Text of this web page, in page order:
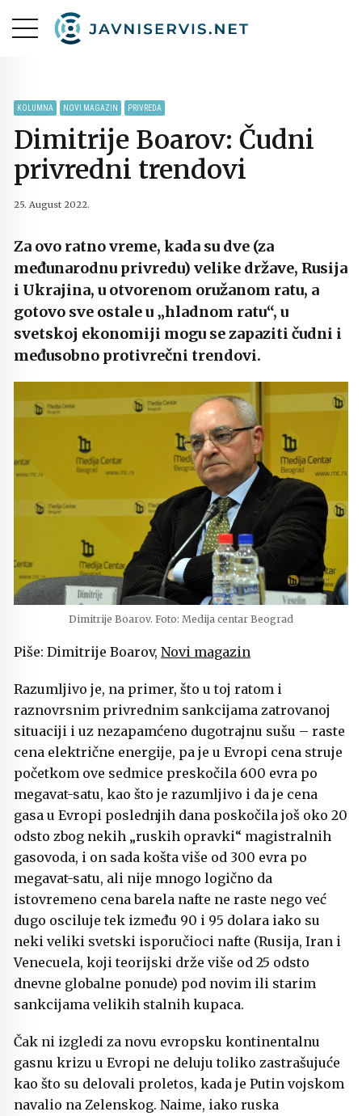
KOLUMNA NOVI MAGAZIN PRIVREDA
Dimitrije Boarov: Čudni
privredni trendovi
25. August 2022.
Za ovo ratno vreme, kada su dve (za
međunarodnu privredu) velike države, Rusija
i Ukrajina, u otvorenom oružanom ratu, a
gotovo sve ostale u „hladnom ratu“, u
svetskoj ekonomiji mogu se zapaziti čudni i
međusobno protivrečni trendovi.
Dimitrije Boarov. Foto: Medija centar Beograd
Piše: Dimitrije Boarov, Novi magazin
Razumljivo je, na primer, što u toj ratom i
raznovrsnim privrednim sankcijama zatrovanoj
situaciji i uz nezapamćeno dugotrajnu sušu – raste
cena električne energije, pa je u Evropi cena struje
početkom ove sedmice preskočila 600 evra po
megavat-satu, kao što je razumljivo i da je cena
gasa u Evropi poslednjih dana poskočila još oko 20
odsto zbog nekih „ruskih opravki“ magistralnih
gasovoda, i on sada košta više od 300 evra po
megavat-satu, ali nije mnogo logično da
istovremeno cena barela nafte ne raste nego već
dugo osciluje tek između 90 i 95 dolara iako su
neki veliki svetski isporučioci nafte (Rusija, Iran i
Venecuela, koji teorijski drže više od 25 odsto
dnevne globalne ponude) pod novim ili starim
sankcijama velikih stalnih kupaca.
Čak ni izgledi za novu evropsku kontinentalnu
gasnu krizu u Evropi ne deluju toliko zastrašujuće
kao što su delovali proletos, kada je Putin vojskom
navalio na Zelenskog. Naime, iako ruska